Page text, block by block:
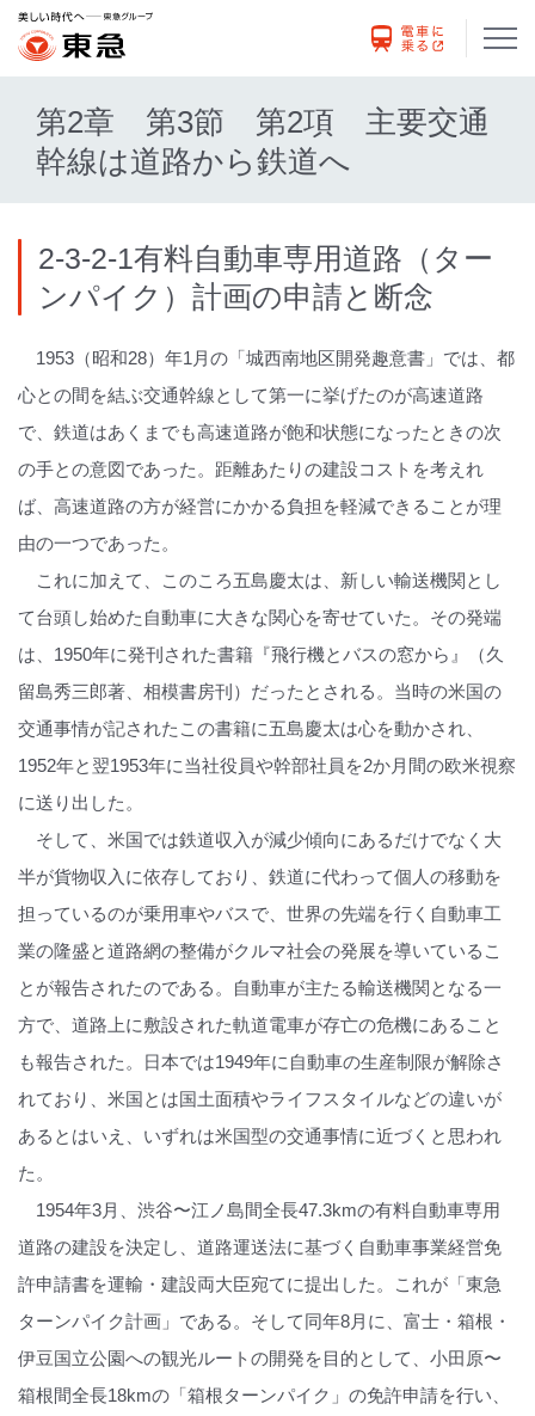
第2章 第3節 第2項 主要交通
幹線は道路から鉄道へ
2-3-2-1有料自動車専用道路（ター
ンパイク）計画の申請と断念
1953（昭和28）年1月の「城西南地区開発趣意書」では、都
心との間を結ぶ交通幹線として第一に挙げたのが高速道路
で、鉄道はあくまでも高速道路が飽和状態になったときの次
の手との意図であった。距離あたりの建設コストを考えれ
ば、高速道路の方が経営にかかる負担を軽減できることが理
由の一つであった。
これに加えて、このころ五島慶太は、新しい輸送機関とし
て台頭し始めた自動車に大きな関心を寄せていた。その発端
は、1950年に発刊された書籍『飛行機とバスの窓から』（久
留島秀三郎著、相模書房刊）だったとされる。当時の米国の
交通事情が記されたこの書籍に五島慶太は心を動かされ、
1952年と翌1953年に当社役員や幹部社員を2か月間の欧米視察
に送り出した。
そして、米国では鉄道収入が減少傾向にあるだけでなく大
半が貨物収入に依存しており、鉄道に代わって個人の移動を
担っているのが乗用車やバスで、世界の先端を行く自動車工
業の隆盛と道路網の整備がクルマ社会の発展を導いているこ
とが報告されたのである。自動車が主たる輸送機関となる一
方で、道路上に敷設された軌道電車が存亡の危機にあること
も報告された。日本では1949年に自動車の生産制限が解除さ
れており、米国とは国土面積やライフスタイルなどの違いが
あるとはいえ、いずれは米国型の交通事情に近づくと思われ
た。
1954年3月、渋谷〜江ノ島間全長47.3kmの有料自動車専用
道路の建設を決定し、道路運送法に基づく自動車事業経営免
許申請書を運輸・建設両大臣宛てに提出した。これが「東急
ターンパイク計画」である。そして同年8月に、富士・箱根・
伊豆国立公園への観光ルートの開発を目的として、小田原〜
箱根間全長18kmの「箱根ターンパイク」の免許申請を行い、